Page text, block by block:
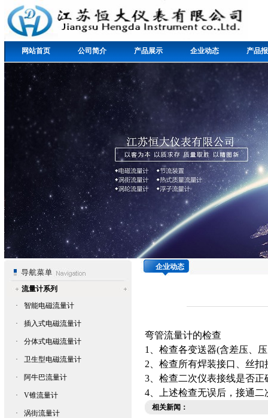
网站首页 公司简介 产品展示 企业动态 产品
流量计系列
·
智能电磁流量计
· 插入式电磁流量计
· 分体式电磁流量计
· 卫生型电磁流量计
· 阿牛巴流量计
· V锥流量计
· 涡街流量计
企业动态
弯管流量计的检查
1、检查各变送器(含差压、
2、检查所有焊装接口、丝
3、检查二次仪表接线是否
4、上述检查无误后，接通二
相关新闻：